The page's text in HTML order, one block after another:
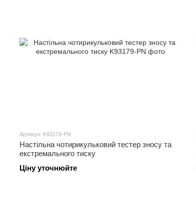
Артикул: K93179-PN
Настільна чотирикульковий тестер зносу та
екстремального тиску
Ціну уточнюйте